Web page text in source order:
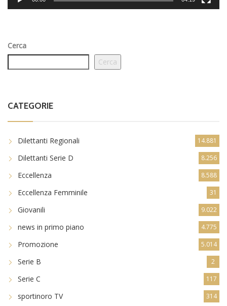
Cerca
Cerca
CATEGORIE
Dilettanti Regionali 14.881
Dilettanti Serie D 8.256
Eccellenza 8.588
Eccellenza Femminile 31
Giovanili 9.022
news in primo piano 4.775
Promozione 5.014
Serie B 2
Serie C 117
sportinoro TV 314